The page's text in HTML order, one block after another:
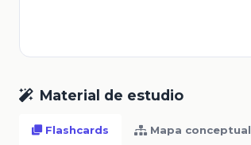
Material de estudio
Flashcards Mapa conceptual